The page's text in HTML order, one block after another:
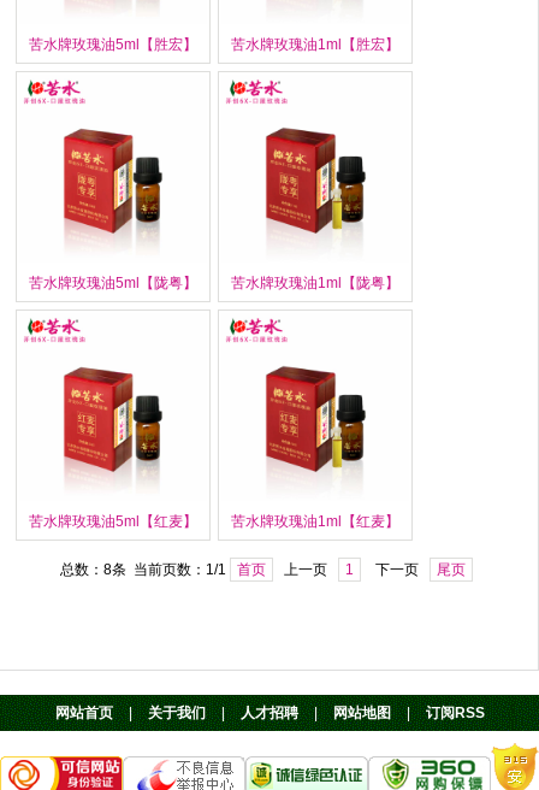
苦水牌玫瑰油5ml【胜宏】 苦水牌玫瑰油1ml【胜宏】
苦水牌玫瑰油5ml【陇粤】 苦水牌玫瑰油1ml【陇粤】
苦水牌玫瑰油5ml【红麦】 苦水牌玫瑰油1ml【红麦】
总数：8条 当前页数： 1/1 首页 上一页 1 下一页 尾页
网站首页 | 关于我们 | 人才招聘 | 网站地图 | 订阅RSS